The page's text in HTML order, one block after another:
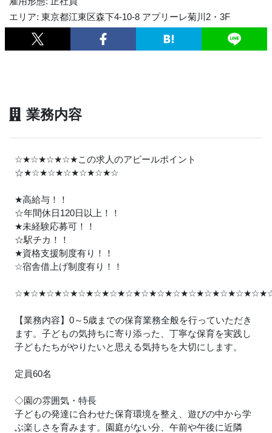
エリア: 東京都江東区森下4-10-8 アプリーレ菊川2・3F
業務内容
☆★☆★☆★☆★この求人のアピールポイント
☆★☆★☆★☆★☆★☆★☆
★高給与！！
☆年間休日120日以上！！
★未経験応募可！！
☆駅チカ！！
★資格支援制度有り！！
☆宿舎借上げ制度有り！！
☆★☆★☆★☆★☆★☆★☆★☆★☆★☆★☆★☆★☆★☆★☆★☆★
【業務内容】0～5歳までの保育業務全般を行っていただき
ます。子どもの気持ちに寄り添った、丁寧な保育を実践し
子どもたちがやりたいと思える気持ちを大切にします。
定員60名
◇園の雰囲気・特長
子どもの発達に合わせた保育環境を整え、遊びの中から学
ぶ楽しさを育みます。園庭がない分、午前や午後に近隣